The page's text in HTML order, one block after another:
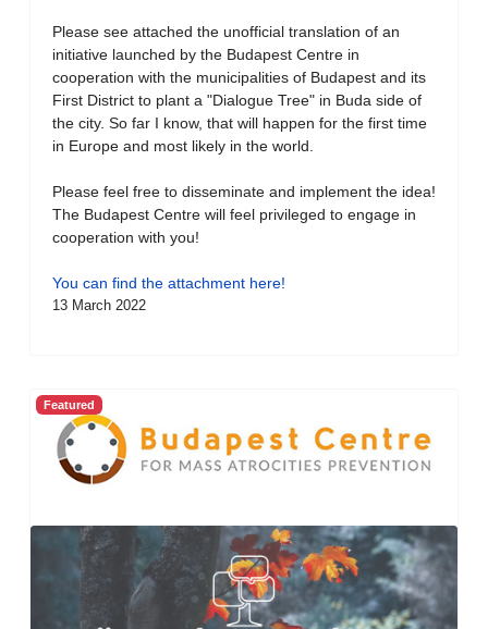
Please see attached the unofficial translation of an
initiative launched by the Budapest Centre in
cooperation with the municipalities of Budapest and its
First District to plant a "Dialogue Tree" in Buda side of
the city. So far I know, that will happen for the first time
in Europe and most likely in the world.
Please feel free to disseminate and implement the idea!
The Budapest Centre will feel privileged to engage in
cooperation with you!
You can find the attachment here!
13 March 2022
Featured